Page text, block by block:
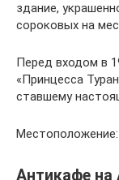
здание,
сороковых на
Перед входом в
«Принцесса
ставшему
Антикафе на